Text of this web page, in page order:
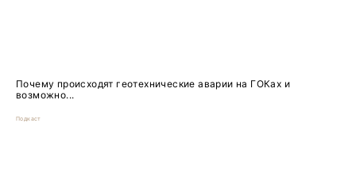
Почему происходят геотехнические аварии на ГОКах и
возможно...
Подкаст